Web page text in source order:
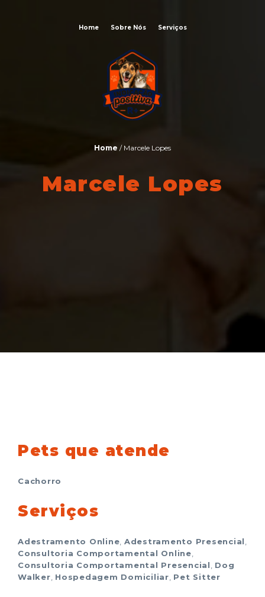
Home Sobre Nós Serviços
Home / Marcele Lopes
Marcele Lopes
Pets que atende
Cachorro
Serviços
Adestramento Online Adestramento Presencial
Consultoria Comportamental Online
Consultoria Comportamental Presencial
Dog
Walker Hospedagem Domiciliar Pet Sitter